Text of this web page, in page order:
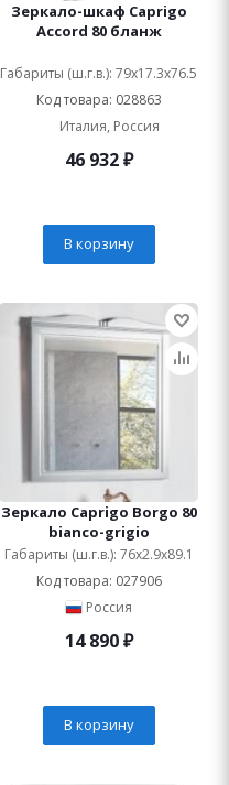
Зеркало-шкаф Caprigo
Accord 80 бланж
Габариты (ш.г.в.): 79x17.3x76.5
Код товара: 028863
Италия, Россия
46 932₽
В корзину
Зеркало Caprigo Borgo 80
bianco-grigio
Габариты (ш.г.в.): 76x2.9x89.1
Код товара: 027906
Россия
14 890₽
В корзину